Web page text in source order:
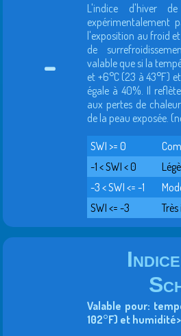
-
L'indice d'hiver
expérimentalement
l'exposition au froid
de
valable que si la
et +6°C (23 à 43°F)
égale à 40%. Il
aux pertes de
de la peau exposée.
SWI >= 0
-1 < SWI < 0
-3 < SWI <= -1
SWI <= -3
Valable pour:
102°F) et